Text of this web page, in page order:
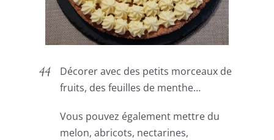
Décorer avec des petits morceaux de
fruits, des feuilles de menthe…
Vous pouvez également mettre du
melon, abricots, nectarines,